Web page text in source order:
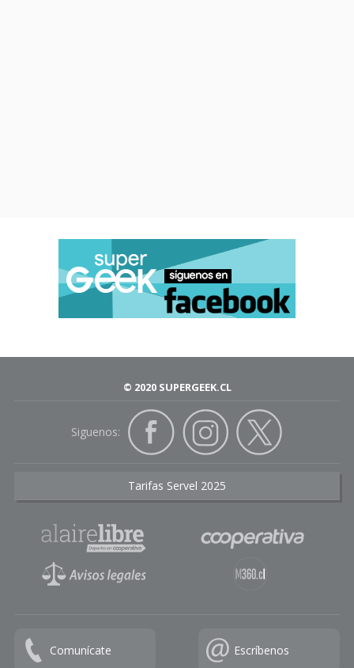
© 2020 SUPERGEEK.CL
Siguenos:
Tarifas Servel 2025
Comunícate Escríbenos